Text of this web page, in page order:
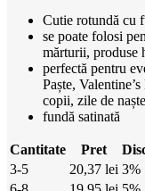
Cutie rotundă cu
se poate folosi
mărturii, produse
perfectă pentru
Paște,
copii, zile de
fundă satinată
Cantitate Pret
3-5
20,37 lei 3%